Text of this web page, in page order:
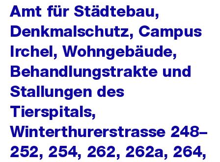
Amt für Städtebau,
Denkmalschutz, Campus
Irchel, Wohngebäude,
Behandlungstrakte und
Stallungen des
Tierspitals,
Winterthurerstrasse 248–
252, 254, 262, 262a, 264,